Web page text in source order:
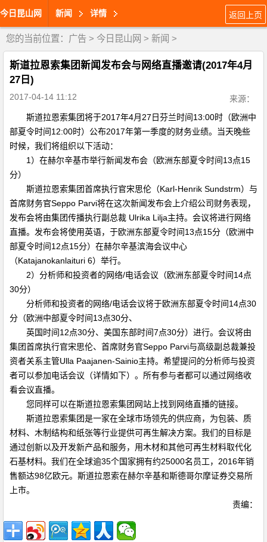
今日昆山网 新闻 详情 返回上页
您的当前位置： 广告 > 今日昆山网 > 新闻 >
斯道拉恩索集团新闻发布会与网络直播邀请(2017年4月
27日)
2017-04-14 11:12
来源：
斯道拉恩索集团将于2017年4月27日芬兰时间13:00时（欧洲中
部夏令时间12:00时）公布2017年第一季度的财务业绩。当天晚些
时候，我们将组织以下活动：
1）在赫尔辛基市举行新闻发布会（欧洲东部夏令时间13点15
分）
斯道拉恩索集团首席执行官宋思伦（Karl-Henrik Sundstrm）与
首席财务官Seppo Parvi将在这次新闻发布会上介绍公司财务表现，
发布会将由集团传播执行副总裁 Ulrika Lilja主持。会议将进行网络
直播。发布会将使用英语，于欧洲东部夏令时间13点15分（欧洲中
部夏令时间12点15分）在赫尔辛基滨海会议中心
（Katajanokanlaituri 6）举行。
2）分析师和投资者的网络/电话会议（欧洲东部夏令时间14点
30分）
分析师和投资者的网络/电话会议将于欧洲东部夏令时间14点30
分（欧洲中部夏令时间13点30分、
英国时间12点30分、美国东部时间7点30分）进行。会议将由
集团首席执行官宋思伦、首席财务官Seppo Parvi与高级副总裁兼投
资者关系主管Ulla Paajanen-Sainio主持。希望提问的分析师与投资
者可以参加电话会议（详情如下）。所有参与者都可以通过网络收
看会议直播。
您同样可以在斯道拉恩索集团网站上找到网络直播的链接。
斯道拉恩索集团是一家在全球市场领先的供应商，为包装、质
材料、木制结构和纸张等行业提供可再生解决方案。我们的目标是
通过创新以及开发新产品和服务，用木材和其他可再生材料取代化
石基材料。我们在全球逾35个国家拥有约25000名员工，2016年销
售额达98亿欧元。斯道拉恩索在赫尔辛基和斯德哥尔摩证券交易所
上市。
责编：